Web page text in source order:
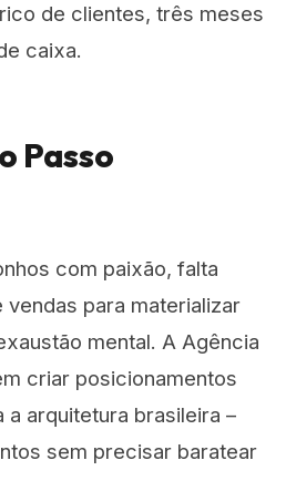
de clientes, três meses
caixa.
Passo
com paixão, falta
vendas para materializar
mental. A Agência
criar posicionamentos
a arquitetura brasileira –
sem precisar baratear